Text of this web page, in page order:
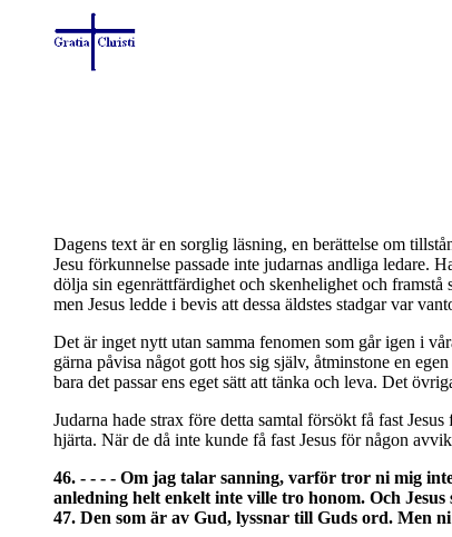
Dagens text är en sorglig läsning, en berättelse om
Jesu förkunnelse passade inte judarnas andliga ledare.
dölja sin egenrättfärdighet och skenhelighet och
men Jesus ledde i bevis att dessa äldstes stadgar var
Det är inget nytt utan samma fenomen som går igen i
gärna påvisa något gott hos sig själv, åtminstone en
bara det passar ens eget sätt att tänka och leva. Det
Judarna hade strax före detta samtal försökt få fast
hjärta. När de då inte kunde få fast Jesus för någon
46. - - - - Om jag talar sanning, varför tror ni mig
anledning helt enkelt inte ville tro honom. Och Jesus
47. Den som är av Gud, lyssnar till Guds ord. Men